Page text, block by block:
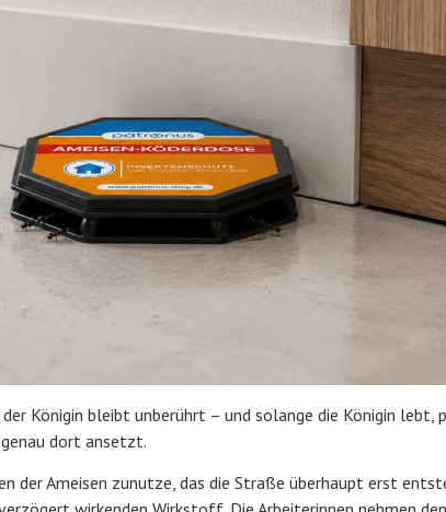
Königin bleibt unberührt – und solange die Königin lebt,
dort ansetzt.
der Ameisen zunutze, das die Straße überhaupt erst